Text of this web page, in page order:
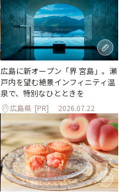
広島に新オープン「界 宮島」。瀬
戸内を望む絶景インフィニティ温
泉で、特別なひとときを
広島県 [PR] 2026.07.22